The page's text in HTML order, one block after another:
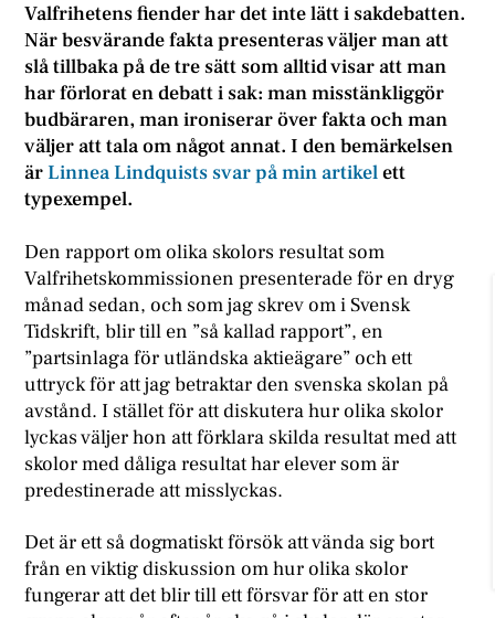
Valfrihetens fiender har det inte lätt i sakdebatten.
När besvärande fakta presenteras väljer man att
slå tillbaka på de tre sätt som alltid visar att man
har förlorat en debatt i sak: man misstänkliggör
budbäraren, man ironiserar över fakta och man
väljer att tala om något annat. I den bemärkelsen
ärLinnea Lindquists svar på min artikelett
typexempel.
Den rapport om olika skolors resultat som
Valfrihetskommissionen presenterade för en dryg
månad sedan, och som jag skrev om i Svensk
Tidskrift, blir till en ”så kallad rapport”, en
”partsinlaga för utländska aktieägare” och ett
uttryck för att jag betraktar den svenska skolan på
avstånd. I stället för att diskutera hur olika skolor
lyckas väljer hon att förklara skilda resultat med att
skolor med dåliga resultat har elever som är
predestinerade att misslyckas.
Det är ett så dogmatiskt försök att vända sig bort
från en viktig diskussion om hur olika skolor
fungerar att det blir till ett försvar för att en stor